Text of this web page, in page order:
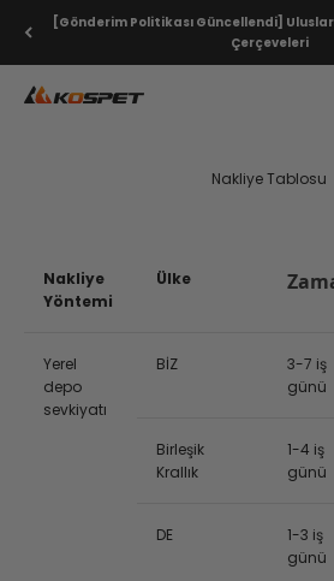
İçeriğe atla
[Gönderim Politikası Güncellendi]
Çerçeveleri
KOSPET Smartwatch Online Shop
Nakliye Tablosu
Nakliye
Yöntemi
Ülke
Yerel
depo
sevkiyatı
BİZ
3-7 iş
günü
Birleşik
Krallık
1-4 iş
günü
DE
1-3 iş
günü